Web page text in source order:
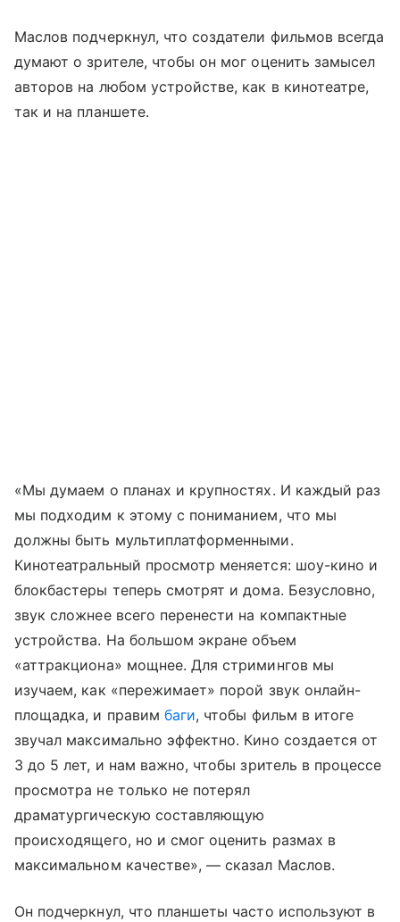
Маслов подчеркнул, что создатели фильмов всегда
думают о зрителе, чтобы он мог оценить замысел
авторов на любом устройстве, как в кинотеатре,
так и на планшете.
«Мы думаем о планах и крупностях. И каждый раз
мы подходим к этому с пониманием, что мы
должны быть мультиплатформенными.
Кинотеатральный просмотр меняется: шоу-кино и
блокбастеры теперь смотрят и дома. Безусловно,
звук сложнее всего перенести на компактные
устройства. На большом экране объем
«аттракциона» мощнее. Для стримингов мы
изучаем, как «пережимает» порой звук онлайн-
площадка, и правим баги, чтобы фильм в итоге
звучал максимально эффектно. Кино создается от
3 до 5 лет, и нам важно, чтобы зритель в процессе
просмотра не только не потерял
драматургическую составляющую
происходящего, но и смог оценить размах в
максимальном качестве», — сказал Маслов.
Он подчеркнул, что планшеты часто используют в